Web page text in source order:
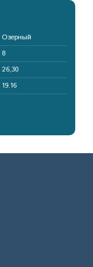
Озерный
8
26,30
19.16